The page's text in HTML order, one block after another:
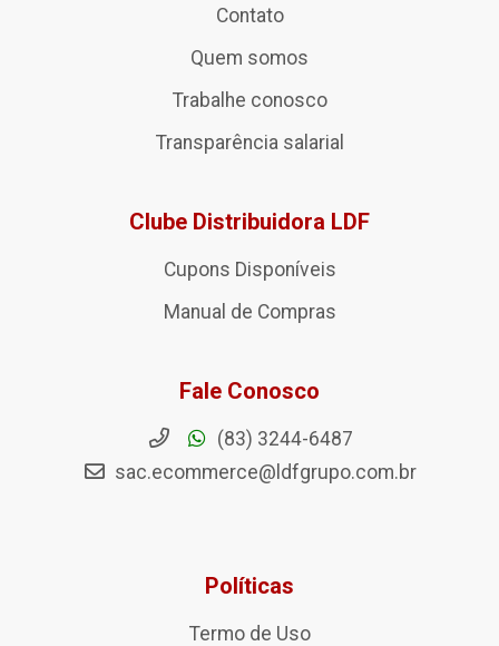
Contato
Quem somos
Trabalhe conosco
Transparência salarial
Clube Distribuidora LDF
Cupons Disponíveis
Manual de Compras
Fale Conosco
(83) 3244-6487
sac.ecommerce@ldfgrupo.com.br
Políticas
Termo de Uso